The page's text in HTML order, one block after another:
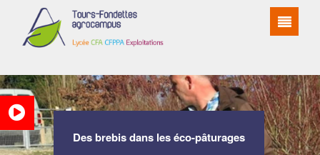
Des brebis dans les éco-pâturages